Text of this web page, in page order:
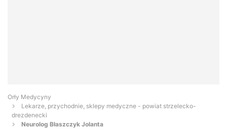
Orły Medycyny
Lekarze, przychodnie, sklepy medyczne - powiat strzelecko-
drezdenecki
Neurolog Błaszczyk Jolanta